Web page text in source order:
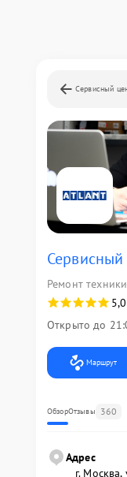
Сервисный
Ремонт
5,0
Открыто до
Маршрут
ОбзорОтзывы 360
Адрес
г.